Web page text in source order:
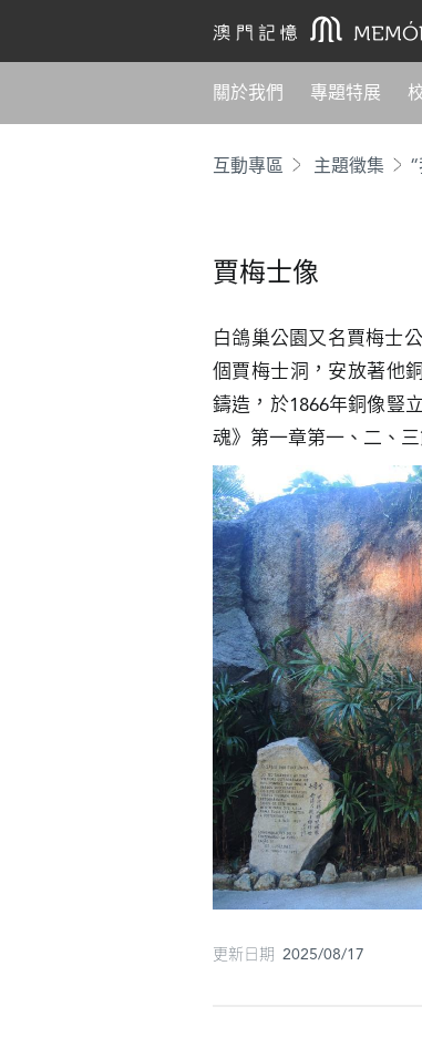
關於我們 專題特展
互動專區 主題徵集
賈梅士像
白鴿巢公園又名賈梅士
個賈梅士洞，安放著他
鑄造，於1866年銅像豎
魂》第一章第一、二、
更新日期 2025/08/17